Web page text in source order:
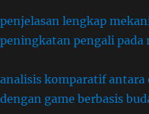
penjelasan lengkap
peningkatan pengali pada
analisis komparatif antara
dengan game berbasis